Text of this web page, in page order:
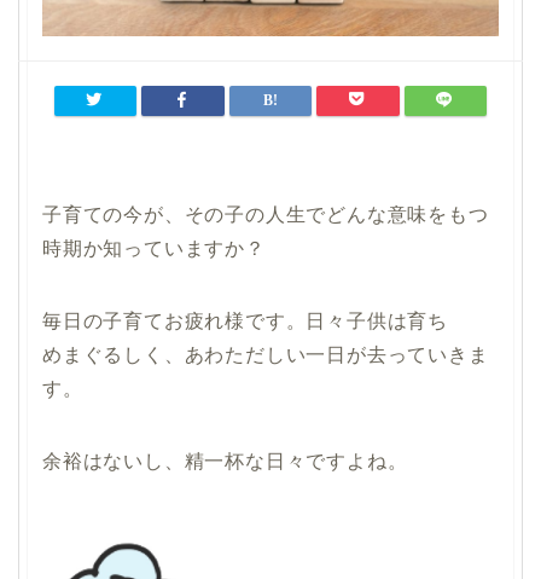
子育ての今が、その子の人生でどんな意味をもつ
時期か知っていますか？
毎日の子育てお疲れ様です。日々子供は育ち
めまぐるしく、あわただしい一日が去っていきま
す。
余裕はないし、精一杯な日々ですよね。